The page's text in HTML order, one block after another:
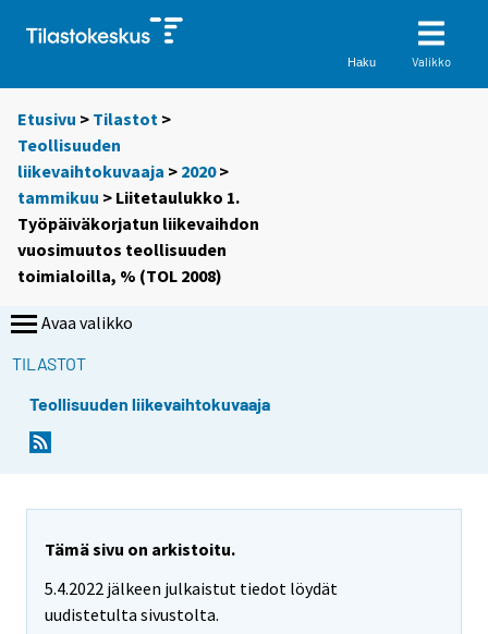
Haku Valikko
Etusivu > Tilastot >
Teollisuuden
liikevaihtokuvaaja > 2020>
tammikuu > Liitetaulukko 1.
Työpäiväkorjatun liikevaihdon
vuosimuutos teollisuuden
toimialoilla, % (TOL 2008)
Avaa valikko
TILASTOT
Teollisuuden liikevaihtokuvaaja
Tämä sivu on arkistoitu.
5.4.2022 jälkeen julkaistut tiedot löydät
uudistetulta sivustolta.